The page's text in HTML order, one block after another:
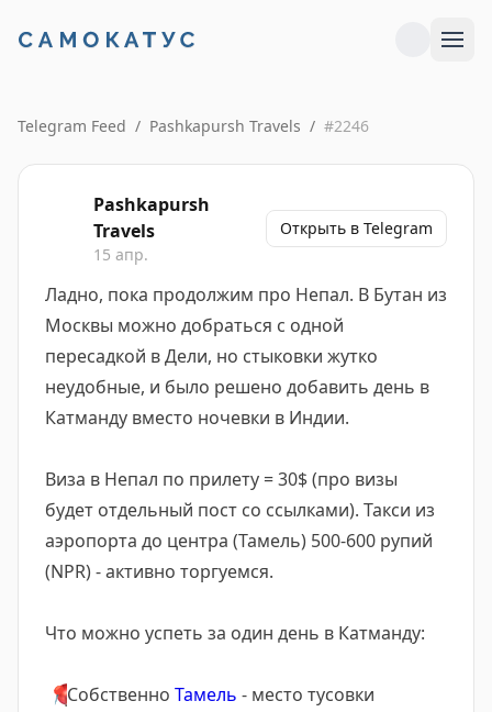
Telegram Feed / Pashkapursh Travels / #2246
Pashkapursh
Travels
15 апр.
Открыть в Telegram
Ладно, пока продолжим про Непал. В Бутан из
Москвы можно добраться с одной
пересадкой в Дели, но стыковки жутко
неудобные, и было решено добавить день в
Катманду вместо ночевки в Индии.
Виза в Непал по прилету = 30$ (про визы
будет отдельный пост со ссылками). Такси из
аэропорта до центра (Тамель) 500-600 рупий
(NPR) - активно торгуемся.
Что можно успеть за один день в Катманду:
📍Собственно Тамель - место тусовки